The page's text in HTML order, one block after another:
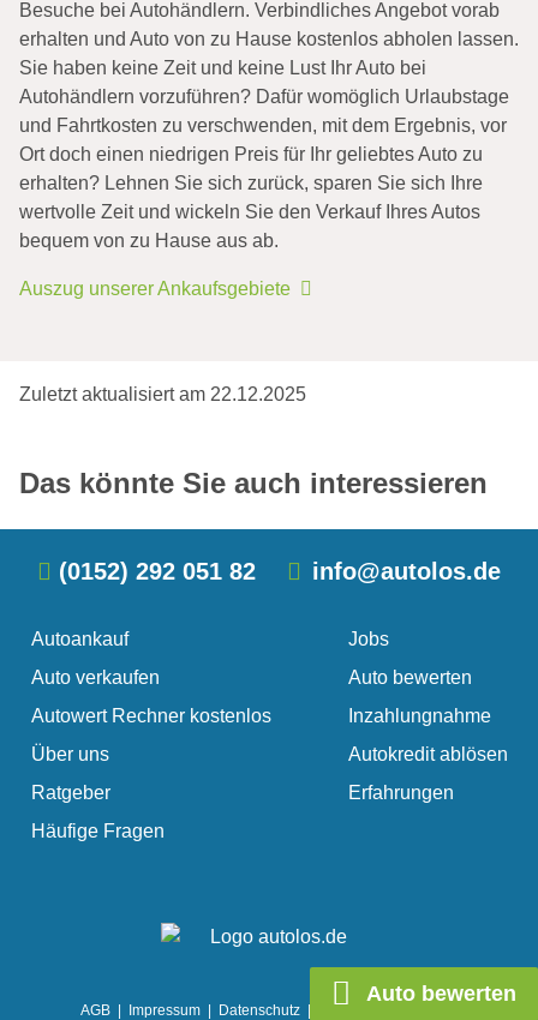
Auto bewerten
Besuche bei Autohändlern. Verbindliches Angebot vorab
erhalten und Auto von zu Hause kostenlos abholen lassen.
Sie haben keine Zeit und keine Lust Ihr Auto bei
Autohändlern vorzuführen? Dafür womöglich Urlaubstage
und Fahrtkosten zu verschwenden, mit dem Ergebnis, vor
Ort doch einen niedrigen Preis für Ihr geliebtes Auto zu
erhalten? Lehnen Sie sich zurück, sparen Sie sich Ihre
wertvolle Zeit und wickeln Sie den Verkauf Ihres Autos
bequem von zu Hause aus ab.
Auszug unserer Ankaufsgebiete
Zuletzt aktualisiert am 22.12.2025
Das könnte Sie auch interessieren
Unfallwagen mit Totalschaden
übersehenes Verkehrszeichen. Die Gründe für
finalen Autowert berechnen nur wenige Anbieter
(0152) 292 051 82 info@autolos.de
Autoankauf
Auto verkaufen
Autowert Rechner kostenlos
Über uns
Ratgeber
Häufige Fragen
Jobs
Auto bewerten
Inzahlungnahme
Autokredit ablösen
Erfahrungen
AGB Impressum Datenschutz